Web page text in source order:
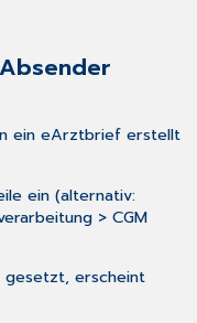
ein eArztbrief erstellt
ein (alternativ:
> CGM
erscheint